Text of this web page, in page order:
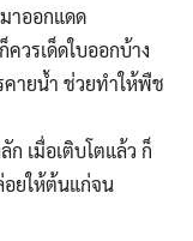
าออกแดด
วรเด็ดใบออกบ้าง
คายน้ำ ช่วยทำให้พืช
เมื่อเติบโตแล้ว ก็
อยให้ต้นแก่จน